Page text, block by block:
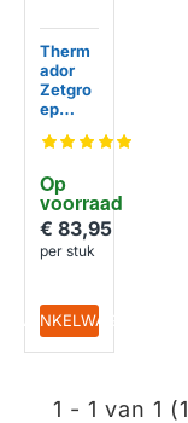
Op
voorraad
Therm
ador
Zetgro
ep
achine
7
Brouwu
nit /
Percola
tiemod
€ 83,95
per stuk
IN WINKELWAGEN
1 - 1 van 1 (1